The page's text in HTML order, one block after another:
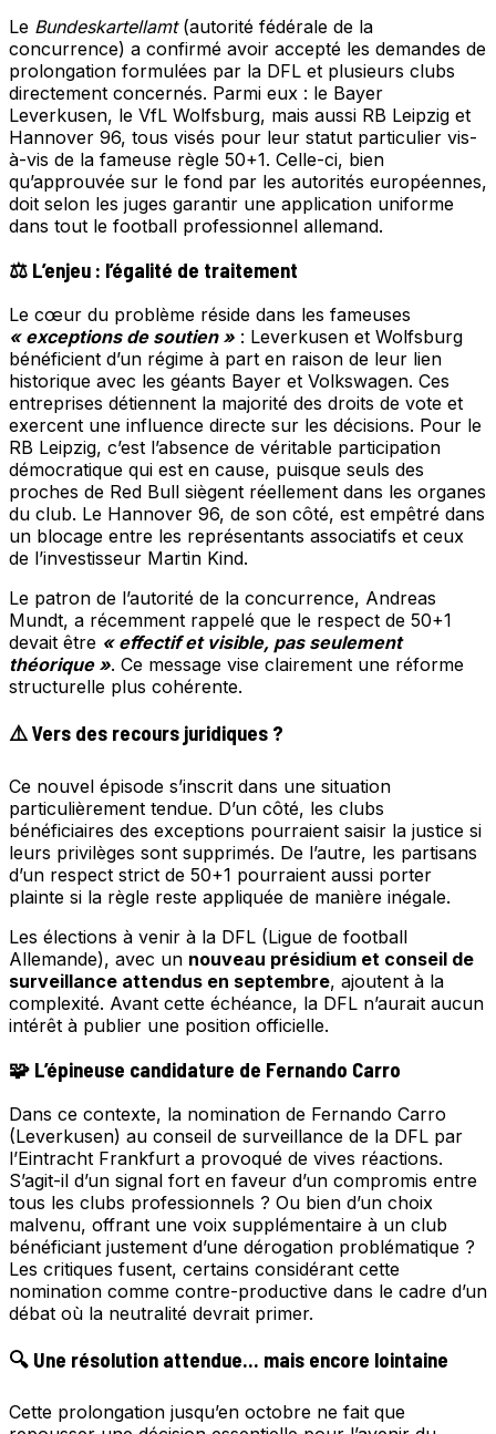
Le Bundeskartellamt (autorité fédérale de la
concurrence) a confirmé avoir accepté les demandes de
prolongation formulées par la DFL et plusieurs clubs
directement concernés. Parmi eux : le Bayer
Leverkusen, le VfL Wolfsburg, mais aussi RB Leipzig et
Hannover 96, tous visés pour leur statut particulier vis-
à-vis de la fameuse règle 50+1. Celle-ci, bien
qu’approuvée sur le fond par les autorités européennes,
doit selon les juges garantir une application uniforme
dans tout le football professionnel allemand.
⚖️ L’enjeu : l’égalité de traitement
Le cœur du problème réside dans les fameuses
« exceptions de soutien » : Leverkusen et Wolfsburg
bénéficient d’un régime à part en raison de leur lien
historique avec les géants Bayer et Volkswagen. Ces
entreprises détiennent la majorité des droits de vote et
exercent une influence directe sur les décisions. Pour le
RB Leipzig, c’est l’absence de véritable participation
démocratique qui est en cause, puisque seuls des
proches de Red Bull siègent réellement dans les organes
du club. Le Hannover 96, de son côté, est empêtré dans
un blocage entre les représentants associatifs et ceux
de l’investisseur Martin Kind.
Le patron de l’autorité de la concurrence, Andreas
Mundt, a récemment rappelé que le respect de 50+1
devait être « effectif et visible, pas seulement
théorique ». Ce message vise clairement une réforme
structurelle plus cohérente.
⚠️ Vers des recours juridiques ?
Ce nouvel épisode s’inscrit dans une situation
particulièrement tendue. D’un côté, les clubs
bénéficiaires des exceptions pourraient saisir la justice si
leurs privilèges sont supprimés. De l’autre, les partisans
d’un respect strict de 50+1 pourraient aussi porter
plainte si la règle reste appliquée de manière inégale.
Les élections à venir à la DFL (Ligue de football
Allemande), avec un nouveau présidium et conseil de
surveillance attendus en septembre, ajoutent à la
complexité. Avant cette échéance, la DFL n’aurait aucun
intérêt à publier une position officielle.
🧩 L’épineuse candidature de Fernando Carro
Dans ce contexte, la nomination de Fernando Carro
(Leverkusen) au conseil de surveillance de la DFL par
l’Eintracht Frankfurt a provoqué de vives réactions.
S’agit-il d’un signal fort en faveur d’un compromis entre
tous les clubs professionnels ? Ou bien d’un choix
malvenu, offrant une voix supplémentaire à un club
bénéficiant justement d’une dérogation problématique ?
Les critiques fusent, certains considérant cette
nomination comme contre-productive dans le cadre d’un
débat où la neutralité devrait primer.
🔍 Une résolution attendue… mais encore lointaine
Cette prolongation jusqu’en octobre ne fait que